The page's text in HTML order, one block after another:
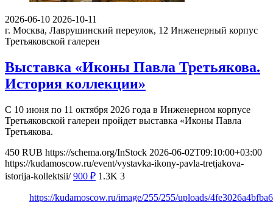
2026-06-10 2026-10-11
г. Москва, Лаврушинский переулок, 12 Инженерный корпус
Третьяковской галереи
Выставка «Иконы Павла Третьякова.
История коллекции»
С 10 июня по 11 октября 2026 года в Инженерном корпусе
Третьяковской галереи пройдет выставка «Иконы Павла
Третьякова.
450 RUB https://schema.org/InStock 2026-06-02T09:10:00+03:00
https://kudamoscow.ru/event/vystavka-ikony-pavla-tretjakova-
istorija-kollektsii/ 900 ₽ 1.3K 3
https://kudamoscow.ru/image/255/255/uploads/